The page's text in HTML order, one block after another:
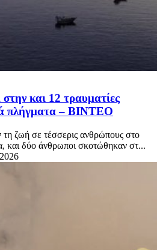
και 12 τραυματίες
πλήγματα – BINTEO
τη ζωή σε τέσσερις ανθρώπους στο
και δύο άνθρωποι σκοτώθηκαν στ...